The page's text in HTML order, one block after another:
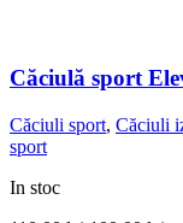
pot
fi
Căciulă sport
Căciuli sport, Căciuli
sport
In stoc